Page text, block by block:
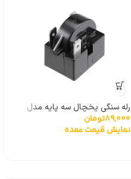
رله سنگی یخچال سه پایه مدل
نیم‌دایره
89,000تومان
نمایش قیمت عمده